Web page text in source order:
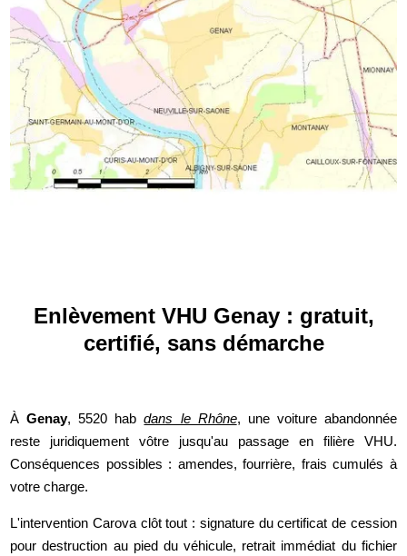
Enlèvement VHU Genay : gratuit,
certifié, sans démarche
ÀGenay, 5520 habdans le Rhône, une voiture abandonnée
reste juridiquement vôtre jusqu'au passage en filière VHU.
Conséquences possibles : amendes, fourrière, frais cumulés à
votre charge.
L'intervention Carova clôt tout : signature du certificat de cession
pour destruction au pied du véhicule, retrait immédiat du fichier